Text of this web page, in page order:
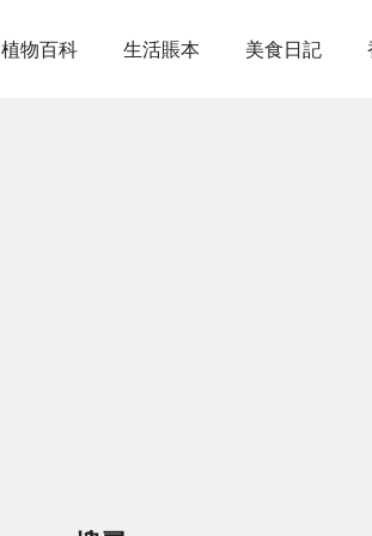
植物百科 生活賬本 美食日記